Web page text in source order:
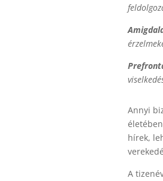
Annyi
hírek,
A